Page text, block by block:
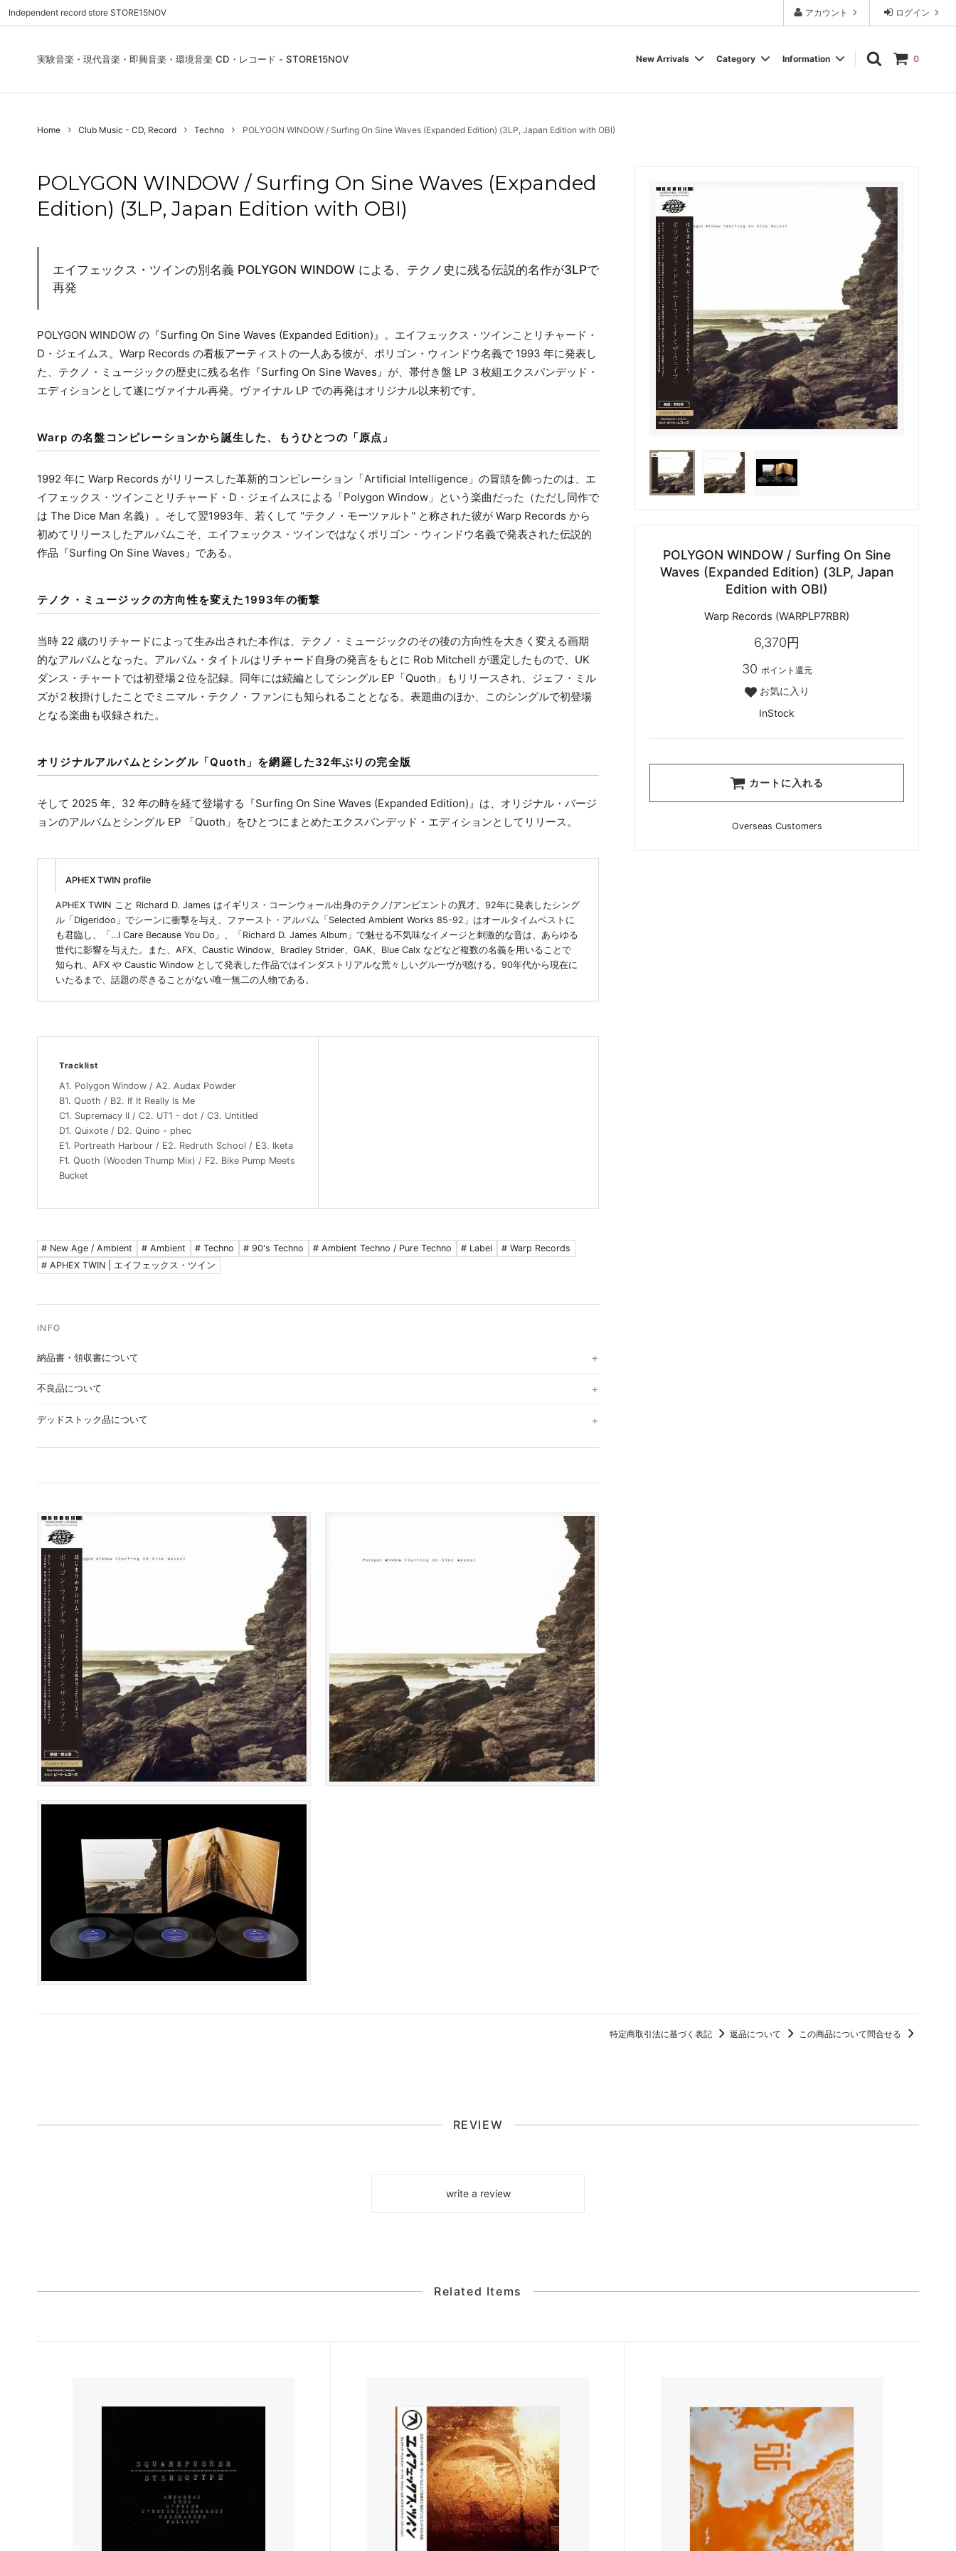
ログイン
アカウント
Independent record store STORE15NOV
実験音楽・現代音楽・即興音楽・環境音楽 CD・レコード - STORE15NOV 0
New Arrivals
Used - CD, Record DVD, VIDEO Book, Zine
Category
Folk / World / Country Jazz / Free Jazz New Age / Ambient
Heads / Club Jazz House Techno
Record Store Day
Information
Contact Us | お問合わせ お気に入りリスト News
Home Club Music - CD, Record Techno POLYGON WINDOW / Surfing On Sine Waves (Expanded Edition) (3LP, Japan Edition with OBI)
POLYGON WINDOW / Surfing On Sine
Waves (Expanded Edition) (3LP, Japan
Edition with OBI)
Warp Records (WARPLP7RBR)
6,370円
30 ポイント還元
お気に入り
InStock
カートに入れる
Overseas Customers
POLYGON WINDOW / Surfing On Sine Waves (Expanded
Edition) (3LP, Japan Edition with OBI)
エイフェックス・ツインの別名義 POLYGON WINDOW による、テクノ史に残る伝説的名作が3LPで
再発
POLYGON WINDOW の『Surfing On Sine Waves (Expanded Edition)』。エイフェックス・ツインことリチャード・
D・ジェイムス。Warp Records の看板アーティストの一人ある彼が、ポリゴン・ウィンドウ名義で 1993 年に発表し
た、テクノ・ミュージックの歴史に残る名作『Surfing On Sine Waves』が、帯付き盤 LP ３枚組エクスパンデッド・
エディションとして遂にヴァイナル再発。ヴァイナル LP での再発はオリジナル以来初です。
Warp の名盤コンピレーションから誕生した、もうひとつの「原点」
1992 年に Warp Records がリリースした革新的コンピレーション「Artificial Intelligence」の冒頭を飾ったのは、エ
イフェックス・ツインことリチャード・D・ジェイムスによる「Polygon Window」という楽曲だった（ただし同作で
は The Dice Man 名義）。そして翌1993年、若くして ''テクノ・モーツァルト'' と称された彼が Warp Records から
初めてリリースしたアルバムこそ、エイフェックス・ツインではなくポリゴン・ウィンドウ名義で発表された伝説的
作品『Surfing On Sine Waves』である。
テノク・ミュージックの方向性を変えた1993年の衝撃
当時 22 歳のリチャードによって生み出された本作は、テクノ・ミュージックのその後の方向性を大きく変える画期
的なアルバムとなった。アルバム・タイトルはリチャード自身の発言をもとに Rob Mitchell が選定したもので、UK
ダンス・チャートでは初登場２位を記録。同年には続編としてシングル EP「Quoth」もリリースされ、ジェフ・ミル
ズが２枚掛けしたことでミニマル・テクノ・ファンにも知られることとなる。表題曲のほか、このシングルで初登場
となる楽曲も収録された。
オリジナルアルバムとシングル「Quoth」を網羅した32年ぶりの完全版
そして 2025 年、32 年の時を経て登場する『Surfing On Sine Waves (Expanded Edition)』は、オリジナル・バージ
ョンのアルバムとシングル EP 「Quoth」をひとつにまとめたエクスパンデッド・エディションとしてリリース。
APHEX TWIN profile
APHEX TWIN こと Richard D. James はイギリス・コーンウォール出身のテクノ/アンビエントの異才。92年に発表したシング
ル「Digeridoo」でシーンに衝撃を与え、ファースト・アルバム「Selected Ambient Works 85-92」はオールタイムベストに
も君臨し、「…I Care Because You Do」、「Richard D. James Album」で魅せる不気味なイメージと刺激的な音は、あらゆる
世代に影響を与えた。また、AFX、Caustic Window、Bradley Strider、GAK、Blue Calx などなど複数の名義を用いることで
知られ、AFX や Caustic Window として発表した作品ではインダストリアルな荒々しいグルーヴが聴ける。90年代から現在に
いたるまで、話題の尽きることがない唯一無二の人物である。
Tracklist
A1. Polygon Window / A2. Audax Powder
B1. Quoth / B2. If It Really Is Me
C1. Supremacy II / C2. UT1 - dot / C3. Untitled
D1. Quixote / D2. Quino - phec
E1. Portreath Harbour / E2. Redruth School / E3. Iketa
F1. Quoth (Wooden Thump Mix) / F2. Bike Pump Meets
Bucket
# New Age / Ambient # Ambient # Techno # 90's Techno # Ambient Techno / Pure Techno # Label
# Warp Records
# APHEX TWIN | エイフェックス・ツイン
納品書・領収書について
不良品について
デッドストック品について
特定商取引法に基づく表記 返品について この商品について問合せる
REVIEW
write a review
Related Items